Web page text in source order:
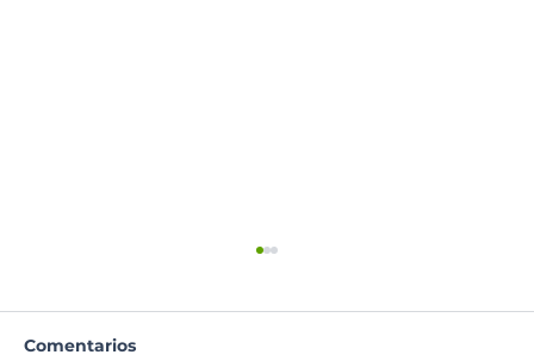
Comentarios